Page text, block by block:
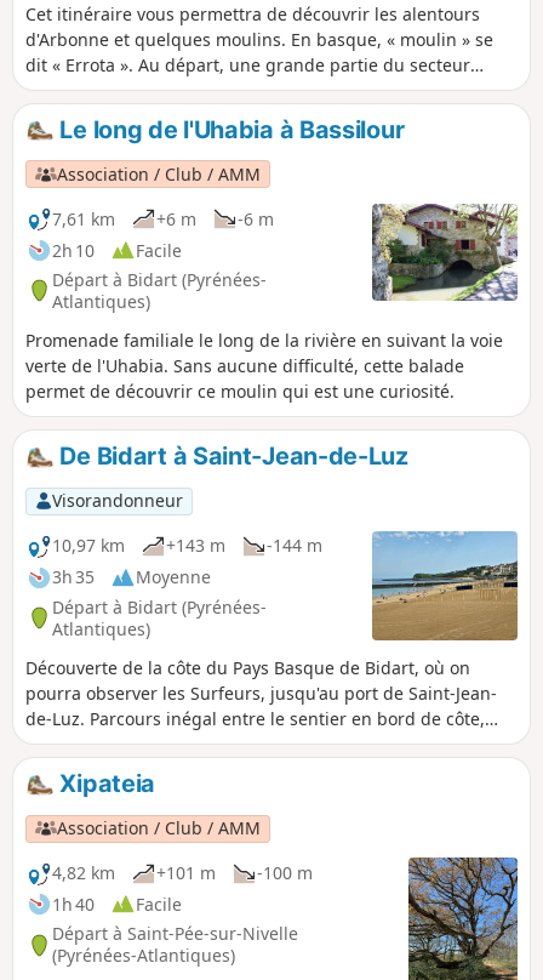
Cet itinéraire vous permettra de découvrir les alentours
d'Arbonne et quelques moulins. En basque, « moulin » se
dit « Errota ». Au départ, une grande partie du secteur
boisé est privée, respectez la en restant sur cet itinéraire.
Le long de l'Uhabia à Bassilour
Association / Club / AMM
7,61 km
+6 m
-6 m
2h 10
Facile
Départ à Bidart (Pyrénées-
Atlantiques)
Promenade familiale le long de la rivière en suivant la voie
verte de l'Uhabia. Sans aucune difficulté, cette balade
permet de découvrir ce moulin qui est une curiosité.
De Bidart à Saint-Jean-de-Luz
Visorandonneur
10,97 km
+143 m
-144 m
3h 35
Moyenne
Départ à Bidart (Pyrénées-
Atlantiques)
Découverte de la côte du Pays Basque de Bidart, où on
pourra observer les Surfeurs, jusqu'au port de Saint-Jean-
de-Luz. Parcours inégal entre le sentier en bord de côte,
très agréable, et les détours derrière les nombreuses
propriétés. On peut terminer la visite par la plage de Saint-
Jean-de-Luz ou la détente en ville.
Xipateia
Association / Club / AMM
4,82 km
+101 m
-100 m
1h 40
Facile
Départ à Saint-Pée-sur-Nivelle
(Pyrénées-Atlantiques)